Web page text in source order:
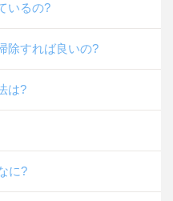
いるの?
除すれば良いの?
は?
に?